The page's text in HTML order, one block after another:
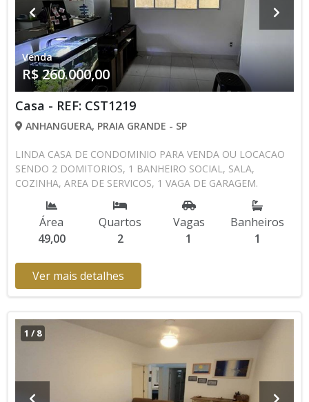
Venda
R$ 260.000,00
Casa - REF: CST1219
ANHANGUERA, PRAIA GRANDE - SP
LINDA CASA DE CONDOMINIO PARA VENDA OU LOCACAO
SENDO 2 DOMITORIOS, 1 BANHEIRO SOCIAL, SALA,
COZINHA, AREA DE SERVICOS, 1 VAGA DE GARAGEM.
AGENDE UMA VISITA CONOSCO 13 3494-1029 13 99105-
4435 CRECISP: 41718-J
Área
49,00
Quartos
2
Vagas
1
Banheiros
1
Ver mais detalhes
1 /8